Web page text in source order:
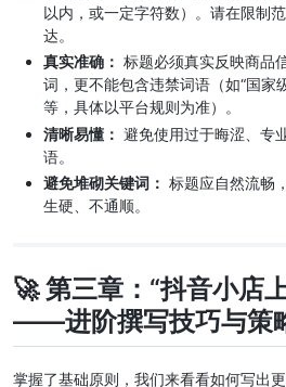
以内，或一定字符数）。请在限制
达。
真实准确： 标题必须真实反映商品
词，更不能包含违禁词语（如“国家
等，具体以平台规则为准）。
清晰易懂： 避免使用过于晦涩、专
语。
避免堆砌关键词： 标题应自然流畅
生硬、不通顺。
🚀 第三章：“抖音小店
——进阶撰写技巧与策
掌握了基础原则，我们来看看如何写出